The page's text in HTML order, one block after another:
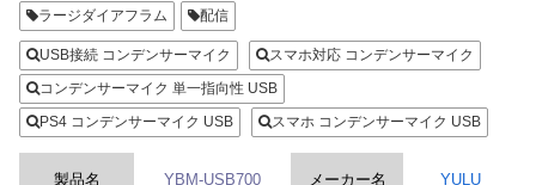
ラージダイアフラム
配信
USB接続 コンデンサーマイク
スマホ対応 コンデンサーマイク
コンデンサーマイク 単一指向性 USB
PS4 コンデンサーマイク USB
スマホ コンデンサーマイク USB
製品名 YBM-USB700 メーカー名 YULU